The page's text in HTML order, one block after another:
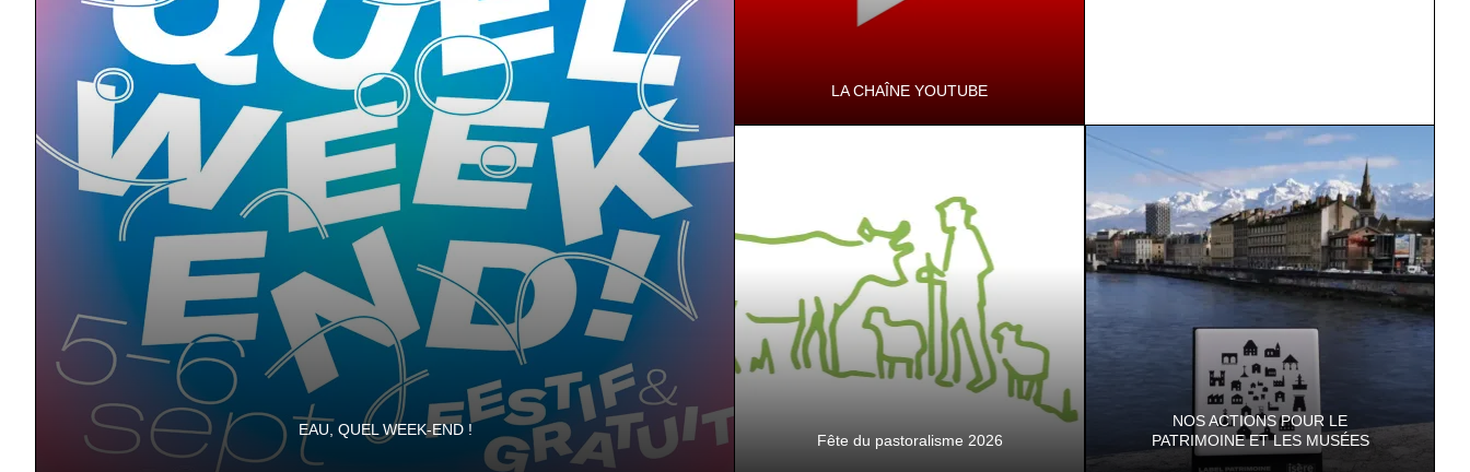
EAU, QUEL WEEK-END !
LA CHAÎNE YOUTUBE
Fête du pastoralisme 2026
NOS ACTIONS POUR LE
PATRIMOINE ET LES MUSÉES